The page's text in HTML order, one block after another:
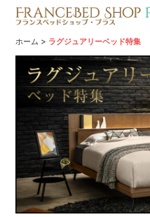
ホーム > ラグジュアリーベッド特集